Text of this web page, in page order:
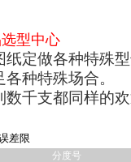
型中心
定做各种特殊
种特殊场合。
千支都同样的
差限
分度号